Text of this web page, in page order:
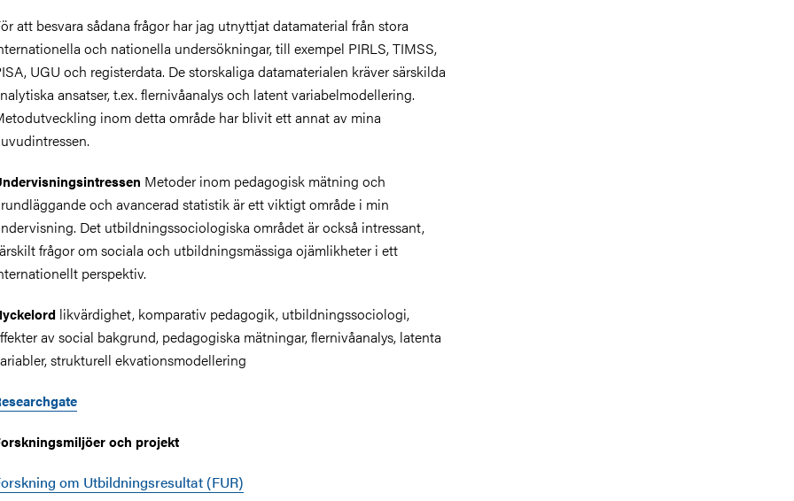
att besvara sådana frågor har jag utnyttjat datamaterial från stora
och nationella undersökningar, till exempel PIRLS, TIMSS,
UGU och registerdata. De storskaliga datamaterialen kräver särskilda
ansatser, t.ex. flernivåanalys och latent variabelmodellering.
inom detta område har blivit ett annat av mina
Metoder inom pedagogisk mätning och
och avancerad statistik är ett viktigt område i min
Det utbildningssociologiska området är också intressant,
frågor om sociala och utbildningsmässiga ojämlikheter i ett
perspektiv.
likvärdighet, komparativ pedagogik, utbildningssociologi,
av social bakgrund, pedagogiska mätningar, flernivåanalys, latenta
strukturell ekvationsmodellering
och projekt
om Utbildningsresultat (FUR)